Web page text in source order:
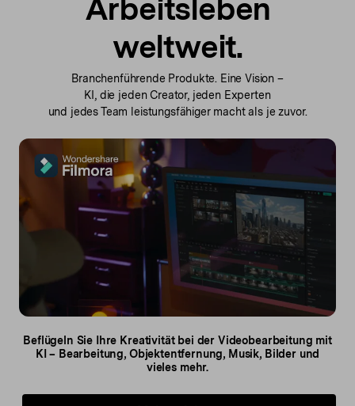
Arbeitsleben
weltweit.
Branchenführende Produkte. Eine Vision –
KI, die jedenCreator, jeden Experten
und jedes Team leistungsfähiger macht als je zuvor.
Beflügeln Sie Ihre Kreativität bei der Videobearbeitung mit
KI – Bearbeitung, Objektentfernung, Musik, Bilder und
vieles mehr.